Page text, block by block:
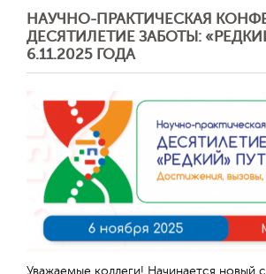
НАУЧНО-ПРАКТИЧЕСКАЯ
ДЕСЯТИЛЕТИЕ ЗАБОТЫ:
6.11.2025 ГОДА
Уважаемые коллеги! Начинается новый